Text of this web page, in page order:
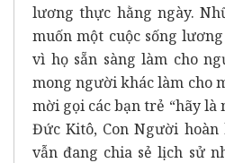
lương thực hằng ngày.
muốn một cuộc sống
vì họ sẵn sàng làm cho
mong người khác làm cho
mời gọi các bạn trẻ “hãy
Đức Kitô, Con Người hoàn
vẫn đang chia sẻ lịch sử